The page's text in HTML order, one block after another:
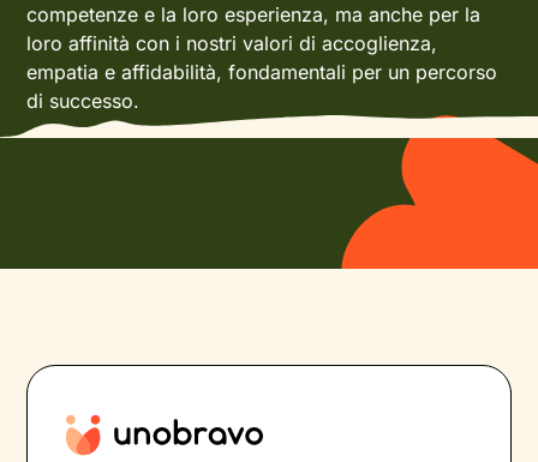
competenze e la loro esperienza, ma anche per la
loro affinità con i nostri valori di accoglienza,
empatia e affidabilità, fondamentali per un percorso
di successo.